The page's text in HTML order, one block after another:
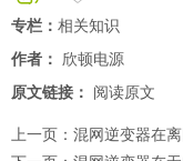
专栏： 相关知识
作者：
欣顿电源
原文链接：
阅读原文
上一页： 混网逆变器在